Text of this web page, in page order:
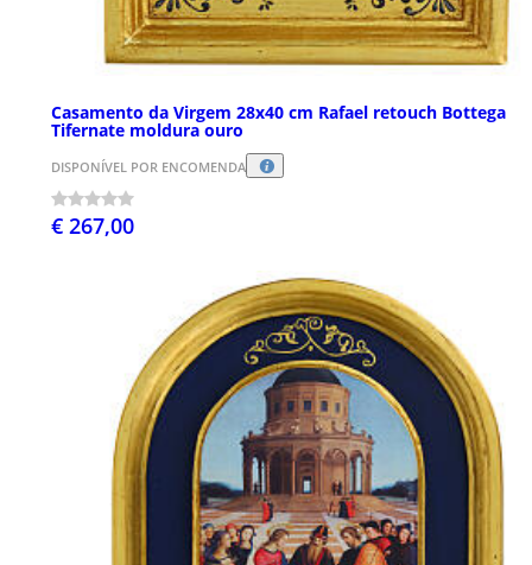
Casamento da Virgem 28x40 cm Rafael retouch Bottega
Tifernate moldura ouro
DISPONÍVEL POR ENCOMENDA
€ 267,00